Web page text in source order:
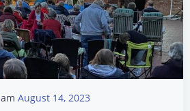
am August 14, 2023